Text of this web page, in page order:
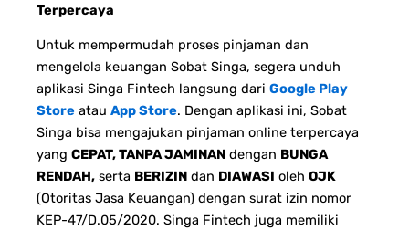
Terpercaya
Untuk mempermudah proses pinjaman dan
mengelola keuangan Sobat Singa, segera unduh
aplikasi Singa Fintech langsung dari Google Play
Store atau App Store. Dengan aplikasi ini, Sobat
Singa bisa mengajukan pinjaman online terpercaya
yang CEPAT, TANPA JAMINAN dengan BUNGA
RENDAH, serta BERIZIN dan DIAWASI oleh OJK
(Otoritas Jasa Keuangan) dengan surat izin nomor
KEP-47/D.05/2020. Singa Fintech juga memiliki